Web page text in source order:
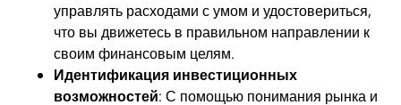
управлять расходами с умом и удостовериться,
что вы движетесь в правильном направлении к
своим финансовым целям.
Идентификация инвестиционных
возможностей: С помощью понимания рынка и